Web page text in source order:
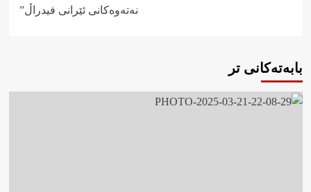
نەتەوەکانی ئێرانی فیدراڵ”
بابەتەکانی تر